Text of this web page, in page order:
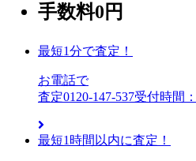
手数料0円
最短1分で査定！
お電話で
査定0120-147-537受付時間
最短1時間以内に査定！